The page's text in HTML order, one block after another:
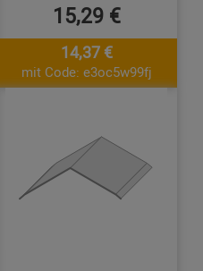
15,29 €
14,37 €
mit Code: e3oc5w99fj